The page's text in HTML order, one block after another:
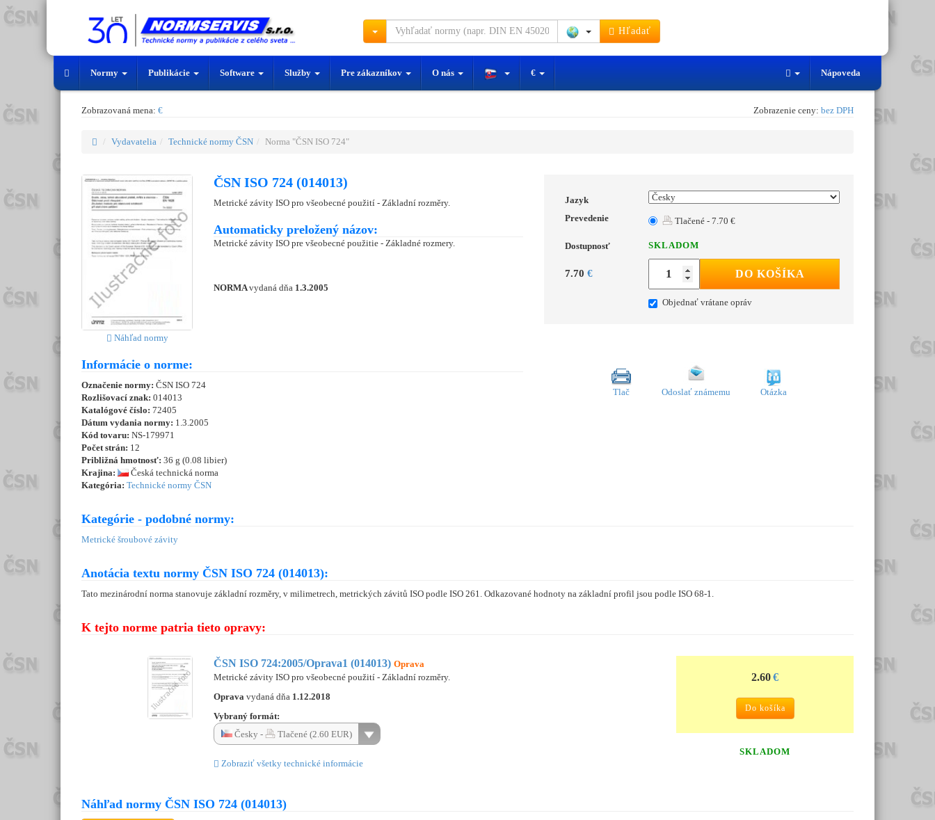
Hľadať
Normy Publikácie Software Služby Pre zákazníkov O nás € Nápoveda
Zobrazovaná mena: € Zobrazenie ceny: bez DPH
Vydavatelia Technické normy ČSN Norma "ČSN ISO 724"
Náhľad normy
ČSN ISO 724 (014013)
Metrické závity ISO pro všeobecné použití - Základní rozměry.
Automaticky preložený názov:
Metrické závity ISO pre všeobecné použitie - Základné rozmery.
NORMAvydaná dňa 1.3.2005
Jazyk
Prevedenie
Tlačené - 7.70 €
Dostupnosť SKLADOM
7.70 € DO KOŠÍKA
Objednať vrátane opráv
Informácie o norme:
Označenie normy: ČSN ISO 724
Rozlišovací znak: 014013
Katalógové číslo: 72405
Dátum vydania normy: 1.3.2005
Kód tovaru: NS-179971
Počet strán: 12
Približná hmotnosť: 36 g (0.08 libier)
Krajina:
Česká technická norma
Kategória: Technické normy ČSN
Tlač Odoslať známemu Otázka
Kategórie - podobné normy:
Metrické šroubové závity
Anotácia textu normy ČSN ISO 724 (014013):
Tato mezinárodní norma stanovuje základní rozměry, v milimetrech, metrických závitů ISO podle ISO 261. Odkazované hodnoty na základní profil jsou podle ISO 68-1.
K tejto norme patria tieto opravy:
ČSN ISO 724:2005/Oprava1 (014013) Oprava
Metrické závity ISO pro všeobecné použití - Základní rozměry.
Oprava vydaná dňa 1.12.2018
Vybraný formát:
Česky -
Tlačené (2.60 EUR)
Zobraziť všetky technické informácie
2.60€
Do košíka
SKLADOM
Náhľad normy ČSN ISO 724 (014013)